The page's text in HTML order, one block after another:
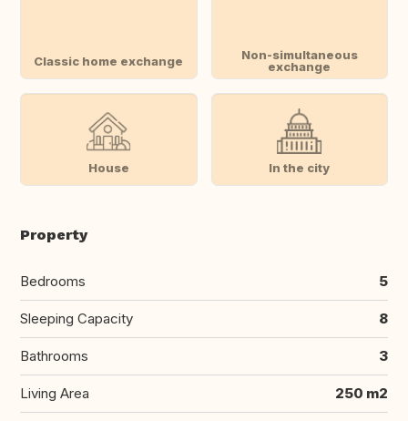
Classic home exchange
Non-simultaneous
exchange
House In the city
Property
Bedrooms 5
Sleeping Capacity 8
Bathrooms 3
Living Area 250 m2